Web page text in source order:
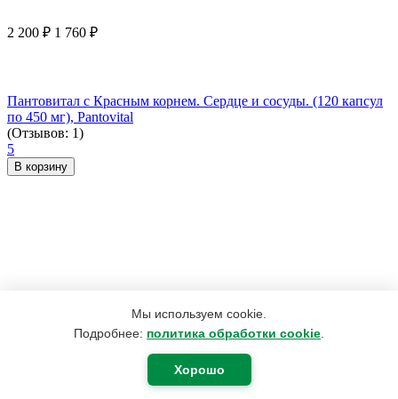
Мы используем cookie.
Подробнее: политика обработки cookie
Хорошо
2 200 ₽ 1 760 ₽
Пантовитал с Красным корнем. Сердце и сосуды. (120 капсул
по 450 мг), Pantovital
(Отзывов: 1)
5
В корзину